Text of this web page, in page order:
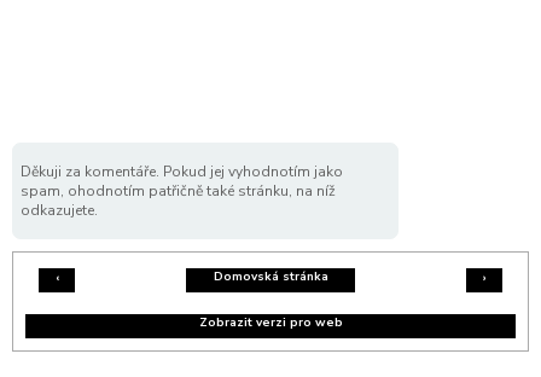
Děkuji za komentáře. Pokud jej vyhodnotím jako
spam, ohodnotím patřičně také stránku, na níž
odkazujete.
‹ ›
Domovská stránka
Zobrazit verzi pro web